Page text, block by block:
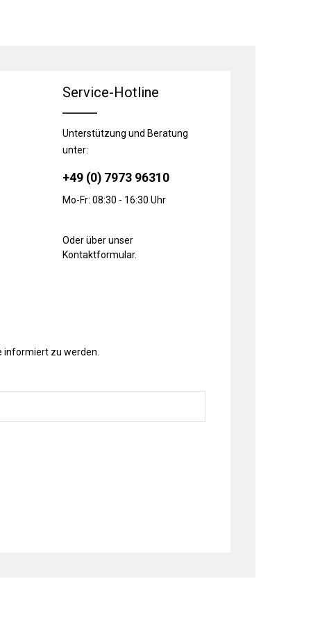
Service-Hotline
Unterstützung und Beratung
unter:
+49 (0) 7973 96310
Mo-Fr: 08:30 - 16:30 Uhr
Oder über unser
Kontaktformular.
informiert zu werden.